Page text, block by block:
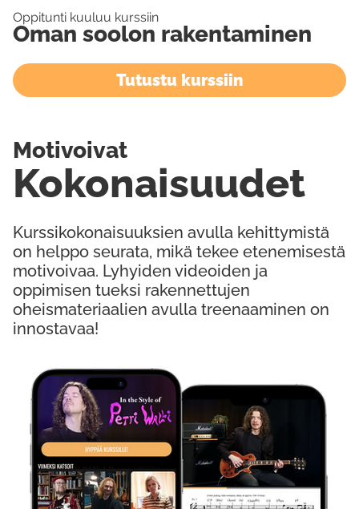
Kokeile Ilmaiseksi
Oppitunti kuuluu kurssiin
Oman soolon rakentaminen
Tutustu kurssiin
Kurssikokonaisuuksien avulla kehittymistä
on helppo seurata, mikä tekee etenemisestä
motivoivaa. Lyhyiden videoiden ja
oppimisen tueksi rakennettujen
oheismateriaalien avulla treenaaminen on
innostavaa!
Kokonaisuudet
Motivoivat